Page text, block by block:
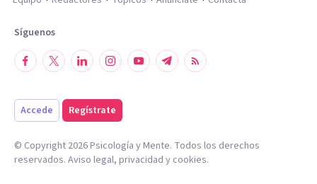
Síguenos
Accede Regístrate
© Copyright 2026Psicología y Mente. Todos los derechos
reservados. Aviso legal, privacidad y cookies.